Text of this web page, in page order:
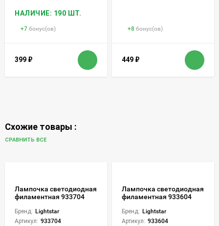
НАЛИЧИЕ: 190 ШТ.
+7 бонус(ов)
399 ₽
+8 бонус(ов)
449 ₽
Схожие товары :
СРАВНИТЬ ВСЕ
Лампочка светодиодная
филаментная 933704
Бренд: Lightstar
Артикул: 933704
Лампочка светодиодная
филаментная 933604
Бренд: Lightstar
Артикул: 933604